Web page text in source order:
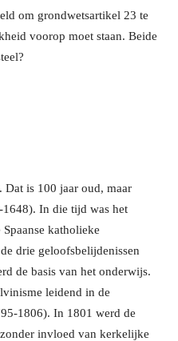
om grondwetsartikel 23 te
voorop moet staan. Beide
is 100 jaar oud, maar
In die tijd was het
katholieke
drie geloofsbelijdenissen
de basis van het onderwijs.
leidend in de
1806). In 1801 werd de
invloed van kerkelijke